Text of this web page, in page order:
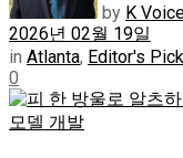
by K
2026년 02월 19일
in Atlanta, Editor's Pick
0